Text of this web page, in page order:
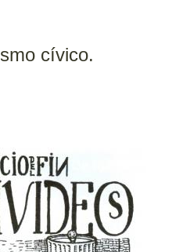
cívico.